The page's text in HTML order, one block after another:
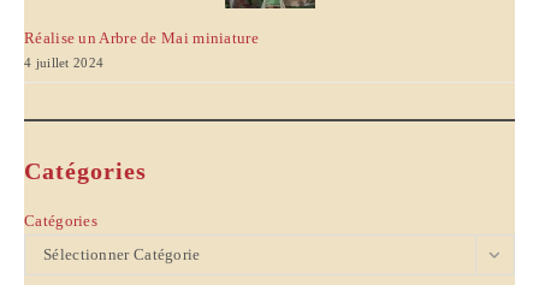
Réalise un Arbre de Mai miniature
4 juillet 2024
Catégories
Catégories
Sélectionner Catégorie